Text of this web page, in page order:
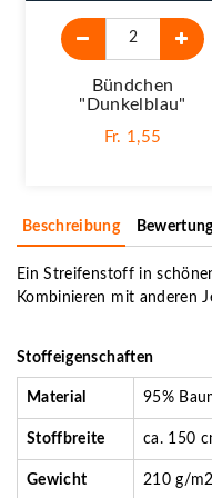
Bündchen
"dunkelblau"
Fr. 1,55
Beschreibung
Ein Streifenstoff in
Kombinieren mit anderen
Stoffeigenschaften
Material 95%
Stoffbreite ca. 150
Gewicht 210 g/m2